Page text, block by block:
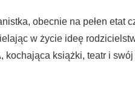
obecnie na pełen etat
w życie ideę
książki, teatr i swój